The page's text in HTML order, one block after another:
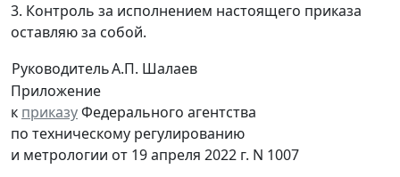
3. Контроль за исполнением настоящего приказа
оставляю за собой.
РуководительА.П. Шалаев
Приложение
к приказуФедерального агентства
по техническому регулированию
и метрологии от 19 апреля 2022 г. N 1007